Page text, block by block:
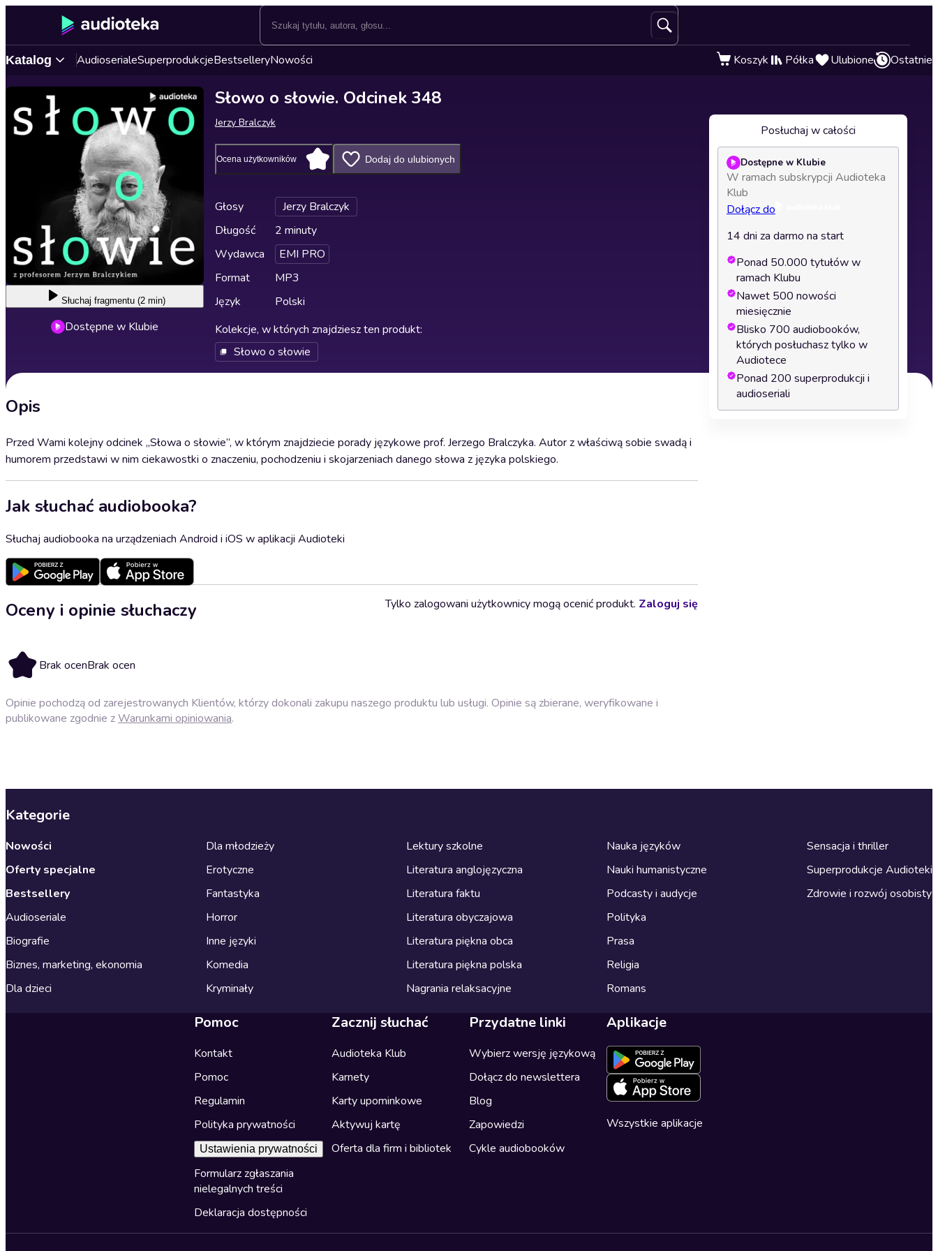
Katalog AudioserialeSuperprodukcjeBestselleryNowości Koszyk Półka Ulubione Ostatnie
Słuchaj fragmentu (2 min)
Dostępne w Klubie
Słowo o słowie. Odcinek 348
Jerzy Bralczyk
Ocena użytkowników Dodaj do ulubionych
Głosy
Jerzy Bralczyk
Długość
2 minuty
Wydawca
EMI PRO
Format
MP3
Język
Polski
Kolekcje, w których znajdziesz ten produkt:
Słowo o słowie
Opis
Przed Wami kolejny odcinek „Słowa o słowie”, w którym znajdziecie porady językowe prof. Jerzego Bralczyka. Autor z właściwą sobie swadą i
humorem przedstawi w nim ciekawostki o znaczeniu, pochodzeniu i skojarzeniach danego słowa z języka polskiego.
Jak słuchać audiobooka?
Słuchaj audiobooka na urządzeniach Android i iOS w aplikacji Audioteki
Oceny i opinie słuchaczy
Brak ocenBrak ocen
Tylko zalogowani użytkownicy mogą ocenić produkt. Zaloguj się
Opinie pochodzą od zarejestrowanych Klientów, którzy dokonali zakupu naszego produktu lub usługi. Opinie są zbierane, weryfikowane i
publikowane zgodnie zWarunkami opiniowania.
Posłuchaj w całości
Dostępne w Klubie
W ramach subskrypcji Audioteka
Klub
Dołącz do
14 dni za darmo na start
Ponad 50.000 tytułów w
ramach Klubu
Nawet 500 nowości
miesięcznie
Blisko 700 audiobooków,
których posłuchasz tylko w
Audiotece
Ponad 200 superprodukcji i
audioseriali
Kategorie
Nowości
Oferty specjalne
Bestsellery
Audioseriale
Biografie
Biznes, marketing, ekonomia
Dla dzieci
Dla młodzieży
Erotyczne
Fantastyka
Horror
Inne języki
Komedia
Kryminały
Lektury szkolne
Literatura anglojęzyczna
Literatura faktu
Literatura obyczajowa
Literatura piękna obca
Literatura piękna polska
Nagrania relaksacyjne
Nauka języków
Nauki humanistyczne
Podcasty i audycje
Polityka
Prasa
Religia
Romans
Sensacja i thriller
Superprodukcje Audioteki
Zdrowie i rozwój osobisty
Pomoc
Kontakt
Pomoc
Regulamin
Polityka prywatności
Ustawienia prywatności
Formularz zgłaszania
nielegalnych treści
Deklaracja dostępności
Zacznij słuchać
Audioteka Klub
Karnety
Karty upominkowe
Aktywuj kartę
Oferta dla firm i bibliotek
Przydatne linki
Wybierz wersję językową
Dołącz do newslettera
Blog
Zapowiedzi
Cykle audiobooków
Aplikacje
Wszystkie aplikacje